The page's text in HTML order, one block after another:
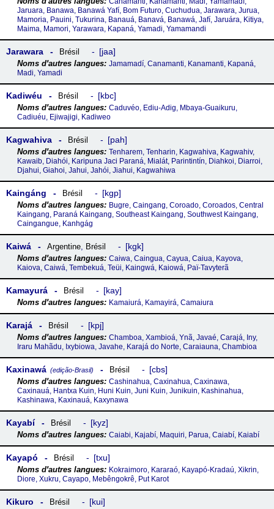
Jaruara, Banawa, Banawá Yafí, Bom Futuro, Cuchudua, Jarawara, Jurua,
Mamoria, Pauini, Tukurina, Banauá, Banavá, Banawá, Jafí, Jaruára, Kitiya,
Maima, Mamori, Yarawara, Kapaná, Yamadi, Yamamandi
Jarawara Brésil jaa
Jamamadí, Canamanti, Kanamanti, Kapaná,
Madi, Yamadi
Kadiwéu Brésil kbc
Caduvéo, Ediu-Adig, Mbaya-Guaikuru,
Cadiuéu, Ejiwajigi, Kadiweo
Kagwahiva Brésil pah
Tenharem, Tenharin, Kagwahiva, Kagwahiv,
Kawaib, Diahói, Karipuna Jaci Paraná, Mialát, Parintintín, Diahkoi, Diarroi,
Djahui, Giahoi, Jahui, Jahói, Jiahui, Kagwahiwa
Kaingáng Brésil kgp
Bugre, Caingang, Coroado, Coroados, Central
Kaingang, Paraná Kaingang, Southeast Kaingang, Southwest Kaingang,
Caingangue, Kanhgág
Kaiwá Argentine, Brésil kgk
Caiwa, Caingua, Cayua, Caiua, Kayova,
Kaiova, Caiwá, Tembekuá, Teüi, Kaingwá, Kaiowá, Paï-Tavyterã
Kamayurá Brésil kay
Kamaiurá, Kamayirá, Camaiura
Karajá Brésil kpj
Chamboa, Xambioá, Ynã, Javaé, Carajá, Iny,
Iraru Mahãdu, Ixybiowa, Javahe, Karajá do Norte, Caraiauna, Chambioa
Kaxinawá (edição-Brasil) Brésil cbs
Cashinahua, Caxinahua, Caxinawa,
Caxinauá, Hantxa Kuin, Huni Kuin, Juni Kuin, Junikuin, Kashinahua,
Kashinawa, Kaxinauá, Kaxynawa
Kayabí Brésil kyz
Caiabi, Kajabí, Maquiri, Parua, Caiabí, Kaiabí
Kayapó Brésil txu
Kokraimoro, Kararaó, Kayapó-Kradaú, Xikrin,
Diore, Xukru, Cayapo, Mebêngokrê, Put Karot
Kikuro Brésil kui